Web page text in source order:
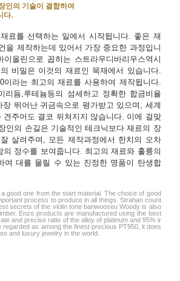
인의 기술이 결합하여
다.
료를 선택하는 일에서 시작됩니다. 좋은 재
을 제작하는데 있어서 가장 중요한 과정입니
올린으로 꼽히는 스트라우디바리우스역시
비밀은 이것의 재료인 목재에서 있습니다.
이라는 최고의 재료를 사용하여 제작됩니다.
리듐,루테늄등의 섬세하고 정확한 합금비율
장 뛰어난 귀금속으로 평가받고 있으며, 세계
견주어도 결코 뒤쳐지지 않습니다. 이에 걸맞
인의 손길은 기술적인 테크닉보다 재료의 장
살려주며, 모든 제작과정에서 한치의 오차
의 정수를 보여줍니다. 최고의 재료와 훌륭의
여 대를 물릴 수 있는 진정한 명품이 탄생합
good one from the start material. The choice of good
process to produce in all things. Strahan count
secrets of the violin tone bariwooseu Woody is also
Enzo products are manufactured using the best
and precise ratio of the alloy of platinum and 95% ir
regarded as among the finest precious PT950, it does
and luxury jewelry in the world.